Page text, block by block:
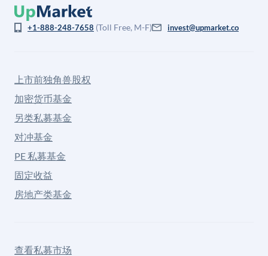
+1-888-248-7658 (Toll Free, M-F) invest@upmarket.co
上市前独角兽股权
加密货币基金
另类私募基金
对冲基金
PE 私募基金
固定收益
房地产类基金
查看私募市场